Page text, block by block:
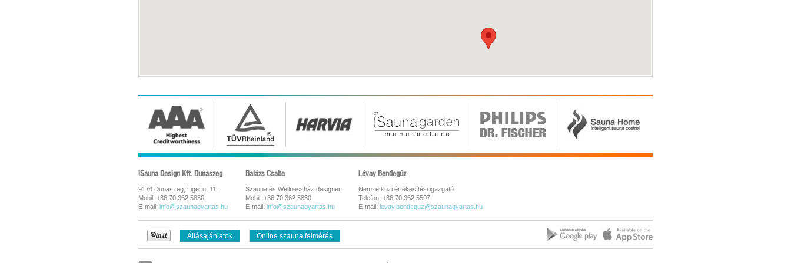
iSauna Design Kft. Dunaszeg
9174 Dunaszeg, Liget u. 11.
Mobil: +36 70 362 5830
E-mail: info@szaunagyartas.hu
Balázs Csaba
Szauna és Wellnessház designer
Mobil: +36 70 362 5830
E-mail: info@szaunagyartas.hu
Lévay Bendegúz
Nemzetközi értékesítési igazgató
Telefon: +36 70 362 5597
E-mail: levay.bendeguz@szaunagyartas.hu
Állásajánlatok Online szauna felmérés